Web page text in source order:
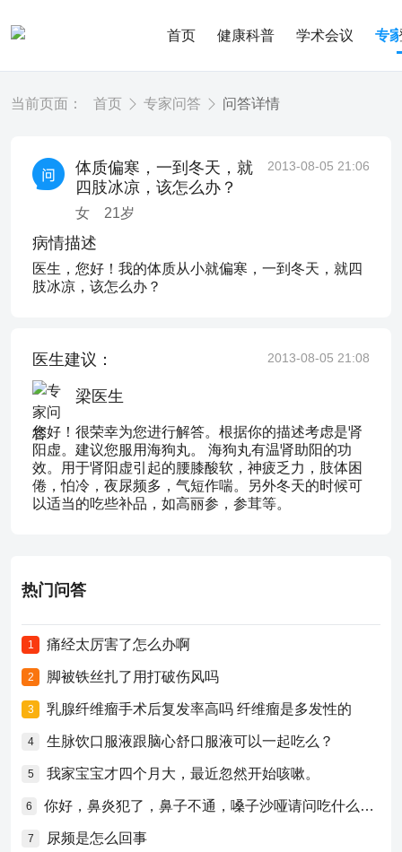
首页 健康科普 学术会议 专
当前页面： 首页 专家问答 问答详情
体质偏寒，一到冬天，就
四肢冰凉，该怎么办？
女 21岁
2013-08-05 21:06
病情描述
医生，您好！我的体质从小就偏寒，一到冬天，就四
肢冰凉，该怎么办？
医生建议： 2013-08-05 21:08
梁医生
您好！很荣幸为您进行解答。根据你的描述考虑是肾
阳虚。建议您服用海狗丸。 海狗丸有温肾助阳的功
效。用于肾阳虚引起的腰膝酸软，神疲乏力，肢体困
倦，怕冷，夜尿频多，气短作喘。另外冬天的时候可
以适当的吃些补品，如高丽参，参茸等。
热门问答
1 痛经太厉害了怎么办啊
2 脚被铁丝扎了用打破伤风吗
3 乳腺纤维瘤手术后复发率高吗 纤维瘤是多发性的
4 生脉饮口服液跟脑心舒口服液可以一起吃么？
5 我家宝宝才四个月大，最近忽然开始咳嗽。
6 你好，鼻炎犯了，鼻子不通，嗓子沙哑请问吃什么药比较好？
7 尿频是怎么回事